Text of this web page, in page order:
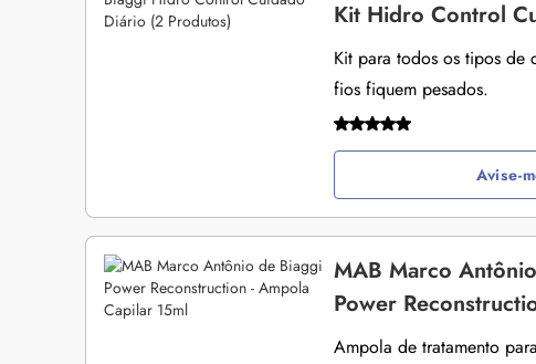
Kit Hidro Control
Kit para todos os tipos de
fios fiquem pesados.
Avise-
MAB Marco
Power
Ampola de tratamento